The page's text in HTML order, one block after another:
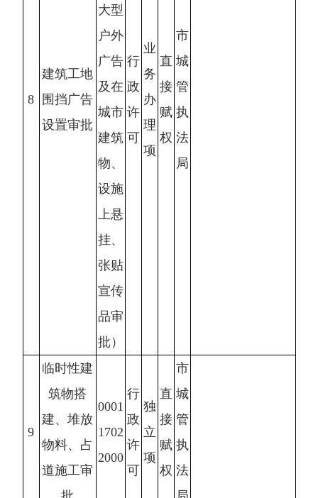
8
建筑工地
围挡广告
设置审批
大型
户外
广告
及在
城市
建筑
物、
设施
上悬
挂、
张贴
宣传
品审
批）
行
政
许
可
业
务
办
理
项
直
接
赋
权
市
城
管
执
法
局
9
临时性建
筑物搭
建、堆放
物料、占
道施工审
0001
1702
2000
行
政
许
可
独
立
项
直
接
赋
权
市
城
管
执
法